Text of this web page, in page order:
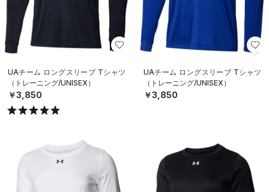
UAチーム ロングスリーブ Tシャツ
（トレーニング/UNISEX）
￥3,850
UAチーム ロングスリーブ Tシャツ
（トレーニング/UNISEX）
￥3,850